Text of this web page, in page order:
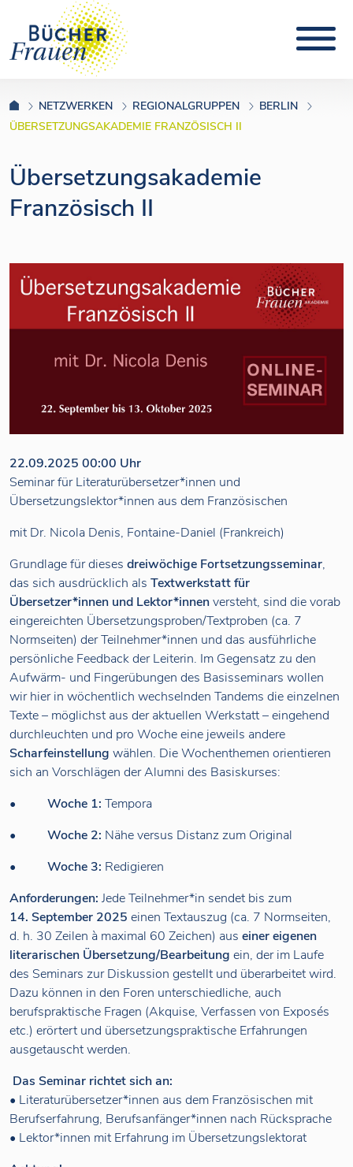
NETZWERKEN REGIONALGRUPPEN
BERLIN
ÜBERSETZUNGSAKADEMIE FRANZÖSISCH II
Übersetzungsakademie
Französisch II
22.09.2025 00:00 Uhr
Seminar für Literaturübersetzer*innen und
Übersetzungslektor*innen aus dem Französischen
mit Dr. Nicola Denis, Fontaine-Daniel (Frankreich)
Grundlage für dieses dreiwöchige Fortsetzungsseminar,
das sich ausdrücklich als Textwerkstatt für
Übersetzer*innen und Lektor*innenversteht, sind die vorab
eingereichten Übersetzungsproben/Textproben (ca. 7
Normseiten) der Teilnehmer*innen und das ausführliche
persönliche Feedback der Leiterin. Im Gegensatz zu den
Aufwärm- und Fingerübungen des Basisseminars wollen
wir hier in wöchentlich wechselnden Tandems die einzelnen
Texte – möglichst aus der aktuellen Werkstatt – eingehend
durchleuchten und pro Woche eine jeweils andere
Scharfeinstellung wählen. Die Wochenthemen orientieren
sich an Vorschlägen der Alumni des Basiskurses:
• Woche 1: Tempora
• Woche 2: Nähe versus Distanz zum Original
• Woche 3: Redigieren
Anforderungen: Jede Teilnehmer*in sendet bis zum
14. September 2025 einen Textauszug (ca. 7 Normseiten,
d. h. 30 Zeilen à maximal 60 Zeichen) aus einer eigenen
literarischen Übersetzung/Bearbeitung ein, der im Laufe
des Seminars zur Diskussion gestellt und überarbeitet wird.
Dazu können in den Foren unterschiedliche, auch
berufspraktische Fragen (Akquise, Verfassen von Exposés
etc.) erörtert und übersetzungspraktische Erfahrungen
ausgetauscht werden.
Das Seminar richtet sich an:
• Literaturübersetzer*innen aus dem Französischen mit
Berufserfahrung, Berufsanfänger*innen nach Rücksprache
• Lektor*innen mit Erfahrung im Übersetzungslektorat